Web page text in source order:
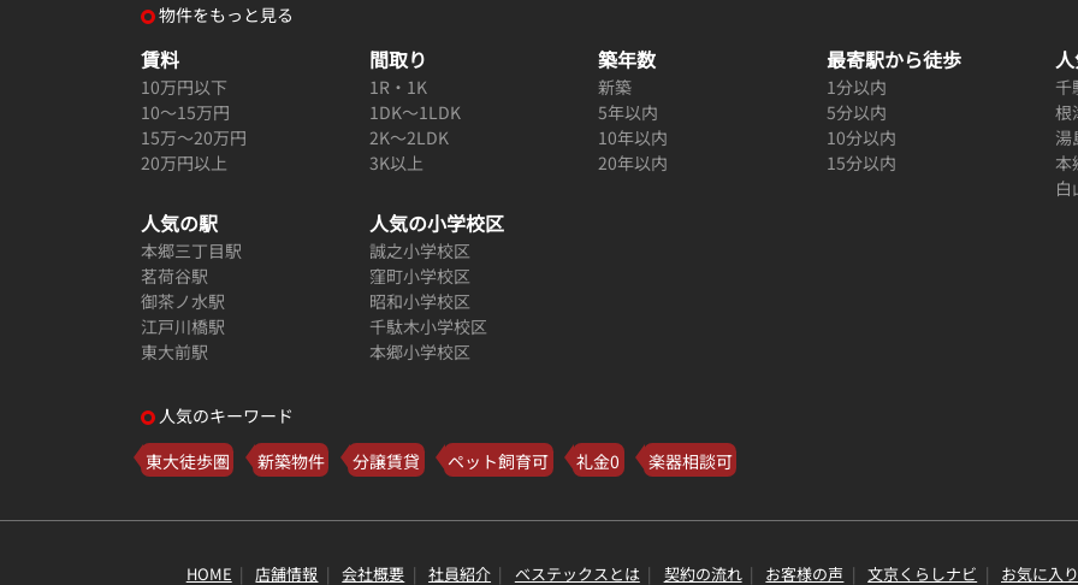
物件をもっと見る
賃料
10万円以下
10～15万円
15万～20万円
20万円以上
間取り
1R・1K
1DK～1LDK
2K～2LDK
3K以上
築年数
新築
5年以内
10年以内
20年以内
最寄駅から徒歩
1分以内
5分以内
10分以内
15分以内
千
根
湯
本
白
人気の駅
本郷三丁目駅
茗荷谷駅
御茶ノ水駅
江戸川橋駅
東大前駅
人気の小学校区
誠之小学校区
窪町小学校区
昭和小学校区
千駄木小学校区
本郷小学校区
人気のキーワード
東大徒歩圏
新築物件 分譲賃貸 ペット飼育可 礼金0 楽器相談可
HOME 店舗情報 会社概要 社員紹介 ベステックスとは 契約の流れ お客様の声 文京くらしナビ お気に入